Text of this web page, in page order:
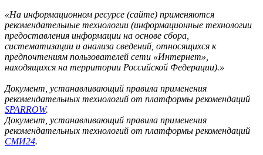
«На информационном ресурсе (сайте) применяются
рекомендательные технологии (информационные технологии
предоставления информации на основе сбора,
систематизации и анализа сведений, относящихся к
предпочтениям пользователей сети «Интернет»,
находящихся на территории Российской Федерации).»
Документ, устанавливающий правила применения
рекомендательных технологий от платформы рекомендаций
SPARROW.
Документ, устанавливающий правила применения
рекомендательных технологий от платформы рекомендаций
СМИ24.